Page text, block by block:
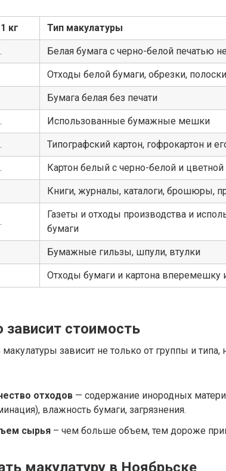
кг Тип макулатуры
Белая бумага с черно-белой печатью
Отходы белой бумаги, обрезки,
Бумага белая без печати
Использованные бумажные мешки
Типографский картон, гофрокартон и
Картон белый с черно-белой и
Книги, журналы, каталоги, брошюры,
Газеты и отходы производства и
бумаги
Бумажные гильзы, шпули, втулки
Отходы бумаги и картона вперемешку
зависит стоимость
зависит не только от группы и типа,
отходов — содержание инородных
влажность бумаги, загрязнения.
сырья – чем больше объем, тем дороже
макулатуру в Ноябрьске